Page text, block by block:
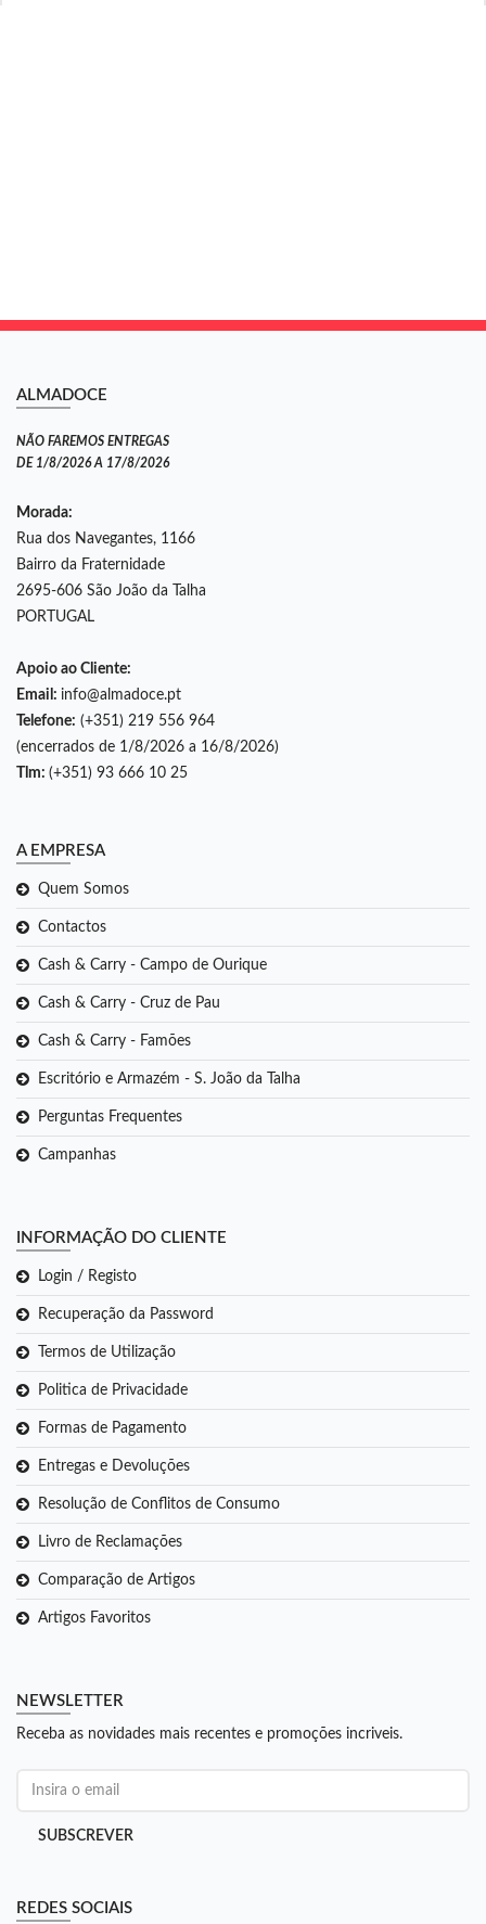
ALMADOCE
NÃO FAREMOS ENTREGAS
DE 1/8/2026 A 17/8/2026
Morada:
Rua dos Navegantes, 1166
Bairro da Fraternidade
2695-606 São João da Talha
PORTUGAL
Apoio ao Cliente:
Email: info@almadoce.pt
Telefone: (+351) 219 556 964
(encerrados de 1/8/2026 a 16/8/2026)
Tlm: (+351) 93 666 10 25
A EMPRESA
Quem Somos
Contactos
Cash & Carry - Campo de Ourique
Cash & Carry - Cruz de Pau
Cash & Carry - Famões
Escritório e Armazém - S. João da Talha
Perguntas Frequentes
Campanhas
INFORMAÇÃO DO CLIENTE
Login / Registo
Recuperação da Password
Termos de Utilização
Politica de Privacidade
Formas de Pagamento
Entregas e Devoluções
Resolução de Conflitos de Consumo
Livro de Reclamações
Comparação de Artigos
Artigos Favoritos
NEWSLETTER
Receba as novidades mais recentes e promoções incriveis.
SUBSCREVER
REDES SOCIAIS